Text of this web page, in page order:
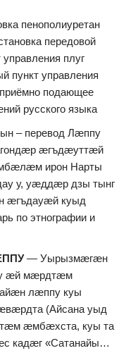
пенополиуретан
передовой
плуг
пункт управления
подающее
русского языка
– перевод Лæппу
æгъдæуттæй
ирон Нарты
у, уæддæр дзы тынг
æгъдауæй куыд
по этнографии и
— Уырызмæгæн
æй мæрдтæм
лæппу куы
(Айсана уыд
æмбæхста, куы та
кадæг «Сатанайы…